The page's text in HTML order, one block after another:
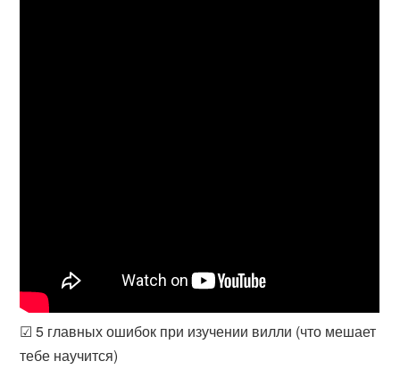
☑ 5 главных ошибок при изучении вилли (что мешает
тебе научится)